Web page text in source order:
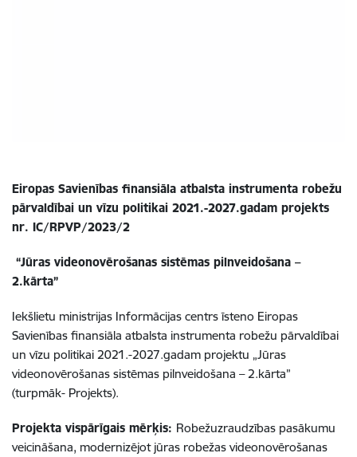
Eiropas Savienības finansiāla atbalsta instrumenta robežu
pārvaldībai un vīzu politikai 2021.-2027.gadam projekts
nr. IC/RPVP/2023/2
“Jūras videonovērošanas sistēmas pilnveidošana –
2.kārta”
Iekšlietu ministrijas Informācijas centrs īsteno Eiropas
Savienības finansiāla atbalsta instrumenta robežu pārvaldībai
un vīzu politikai 2021.-2027.gadam projektu „Jūras
videonovērošanas sistēmas pilnveidošana – 2.kārta”
(turpmāk- Projekts).
Projekta vispārīgais mērķis: Robežuzraudzības pasākumu
veicināšana, modernizējot jūras robežas videonovērošanas